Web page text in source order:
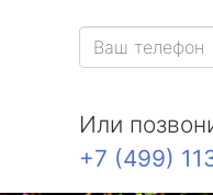
Или
+7 (499)